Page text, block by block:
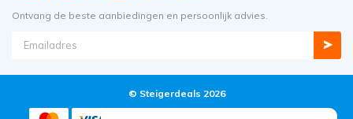
Ontvang de beste aanbiedingen en persoonlijk advies.
© Steigerdeals 2026